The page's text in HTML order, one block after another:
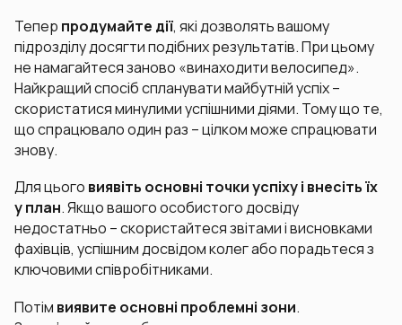
Тепер продумайте дії, які дозволять вашому
підрозділу досягти подібних результатів. При цьому
не намагайтеся заново «винаходити велосипед».
Найкращий спосіб спланувати майбутній успіх –
скористатися минулими успішними діями. Тому що те,
що спрацювало один раз – цілком може спрацювати
знову.
Для цього виявіть основні точки успіху і внесіть їх
у план. Якщо вашого особистого досвіду
недостатньо – скористайтеся звітами і висновками
фахівців, успішним досвідом колег або порадьтеся з
ключовими співробітниками.
Потім виявите основні проблемні зони.